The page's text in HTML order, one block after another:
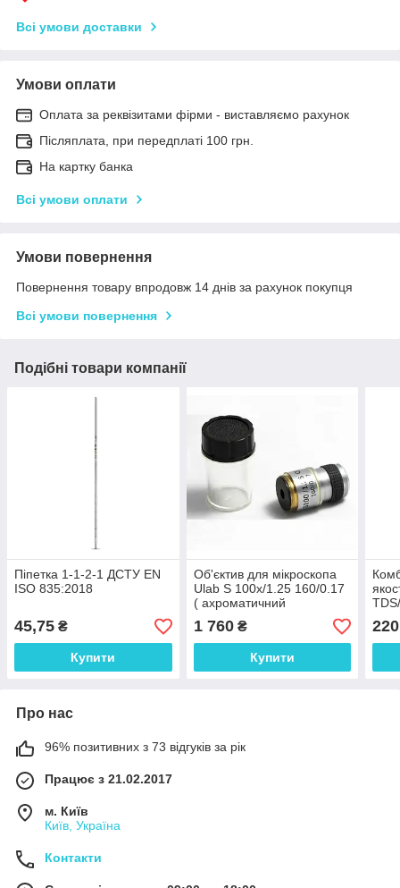
Всі умови доставки
Умови оплати
Оплата за реквізитами фірми - виставляємо рахунок
Післяплата, при передплаті 100 грн.
На картку банка
Всі умови оплати
Умови повернення
Повернення товару впродовж 14 днів за рахунок покупця
Всі умови повернення
Подібні товари компанії
Піпетка 1-1-2-1 ДСТУ EN
ISO 835:2018
45,75 ₴
Купити
Об'єктив для мікроскопа
Ulab S 100х/1.25 160/0.17
( ахроматичний
іммерсійний з пружинним
механізмом )
1 760₴
Купити
+/-
220
Про нас
96% позитивних з 73 відгуків за рік
Працює з 21.02.2017
м. Київ
Київ, Україна
Контакти